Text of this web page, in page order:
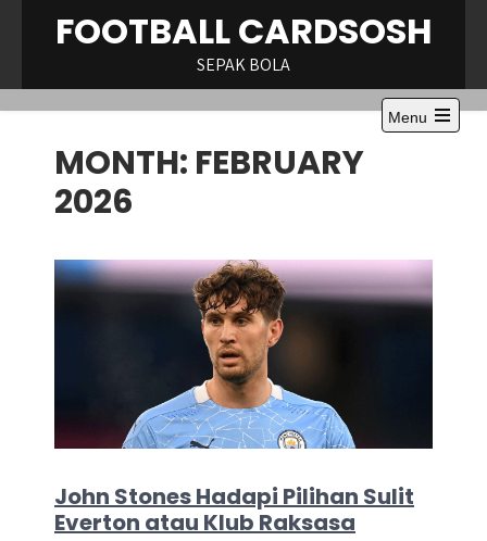
FOOTBALL CARDSOSH
SEPAK BOLA
Menu
Open
MONTH: FEBRUARY
2026
John Stones Hadapi Pilihan Sulit
Everton atau Klub Raksasa